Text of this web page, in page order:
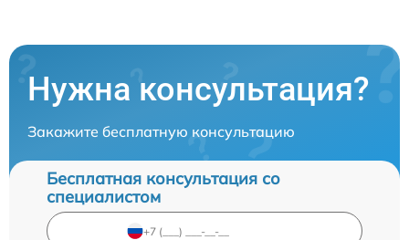
Нужна консультация?
Закажите бесплатную консультацию
Бесплатная консультация со
специалистом